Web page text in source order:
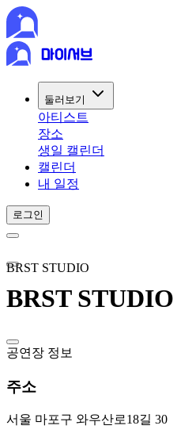
둘러보기
아티스트
장소
생일 캘린더
캘린더
내 일정
로그인
BRST STUDIO
BRST STUDIO
공연장 정보
주소
서울 마포구 와우산로18길 30